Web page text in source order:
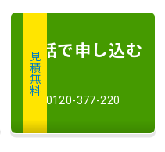
見積無料
電話で申し込む
0120-377-220